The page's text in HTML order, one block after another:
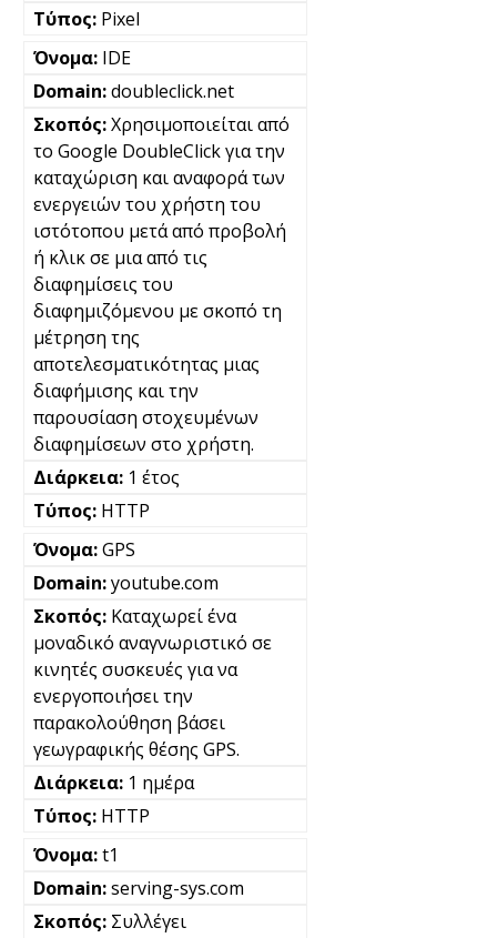
Pixel
IDE
doubleclick.net
Χρησιμοποιείται από
το Google DoubleClick για την
καταχώριση και αναφορά των
ενεργειών του χρήστη του
ιστότοπου μετά από προβολή
ή κλικ σε μια από τις
διαφημίσεις του
διαφημιζόμενου με σκοπό τη
μέτρηση της
αποτελεσματικότητας μιας
διαφήμισης και την
παρουσίαση στοχευμένων
διαφημίσεων στο χρήστη.
1 έτος
HTTP
GPS
youtube.com
Καταχωρεί ένα
μοναδικό αναγνωριστικό σε
κινητές συσκευές για να
ενεργοποιήσει την
παρακολούθηση βάσει
γεωγραφικής θέσης GPS.
1 ημέρα
HTTP
t1
serving-sys.com
Συλλέγει